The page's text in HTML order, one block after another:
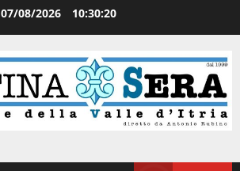
07/08/2026 10:30:21